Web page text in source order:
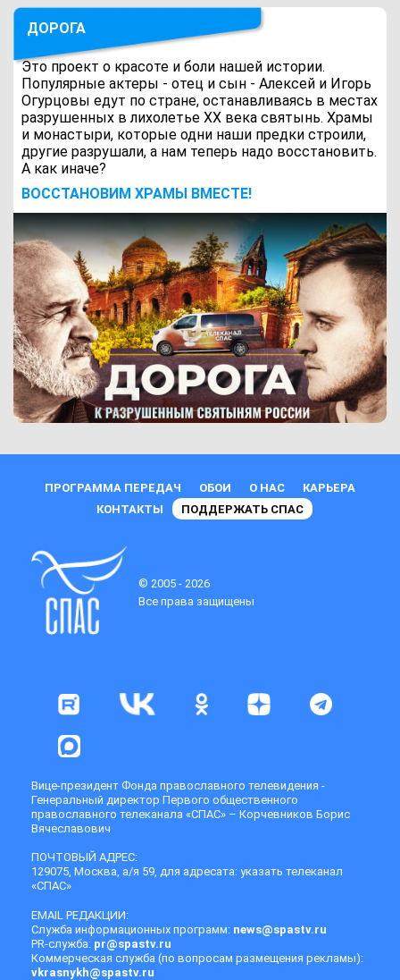
ДОРОГА
Это проект о красоте и боли нашей истории.
Популярные актеры - отец и сын - Алексей и Игорь
Огурцовы едут по стране, останавливаясь в местах
разрушенных в лихолетье ХХ века святынь. Храмы
и монастыри, которые одни наши предки строили,
другие разрушали, а нам теперь надо восстановить.
А как иначе?
ВОCСТАНОВИМ ХРАМЫ ВМЕСТЕ!
ПРОГРАММА ПЕРЕДАЧ ОБОИ О НАС
КАРЬЕРА
КОНТАКТЫ
ПОДДЕРЖАТЬ СПАС
© 2005 - 2026
Все права защищены
Вице-президент Фонда православного телевидения -
Генеральный директор Первого общественного
православного телеканала «СПАС» – Корчевников Борис
Вячеславович
ПОЧТОВЫЙ АДРЕС:
129075, Москва, а/я 59, для адресата: указать телеканал
«СПАС»
EMAIL РЕДАКЦИИ:
Служба информационных программ: news@spastv.ru
PR-служба: pr@spastv.ru
Коммерческая служба (по вопросам размещения рекламы):
vkrasnykh@spastv.ru